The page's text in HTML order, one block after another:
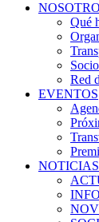
Qué
Red
EVENTOS
NOTICIAS